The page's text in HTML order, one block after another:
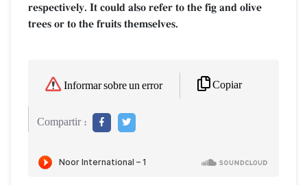
respectively. It could also refer to the fig and olive
trees or to the fruits themselves.
Informar sobre un error Copiar
Compartir :